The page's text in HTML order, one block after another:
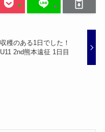
収穫のある1日でした！
U11 2nd熊本遠征 1日目